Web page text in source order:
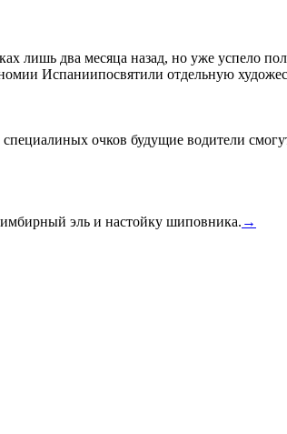
лишь два месяца назад, но уже успело
Испаниипосвятили отдельную
очков будущие водители
имбирный эль и настойку шиповника. →